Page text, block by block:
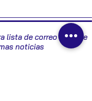
lista de correo y recibe
noticias